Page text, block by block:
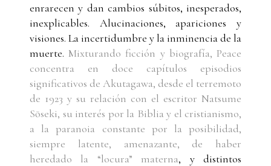
enrarecen y dan cambios súbitos, inesperados,
inexplicables. Alucinaciones, apariciones y
visiones. La incertidumbre y la inminencia de la
muerte. Mixturando ficción y biografía, Peace
concentra en doce capítulos episodios
significativos de Akutagawa, desde el terremoto
de 1923 y su relación con el escritor Natsume
Sōseki, su interés por la Biblia y el cristianismo,
a la paranoia constante por la posibilidad,
siempre latente, amenazante, de haber
heredado la “locura” materna, y distintos